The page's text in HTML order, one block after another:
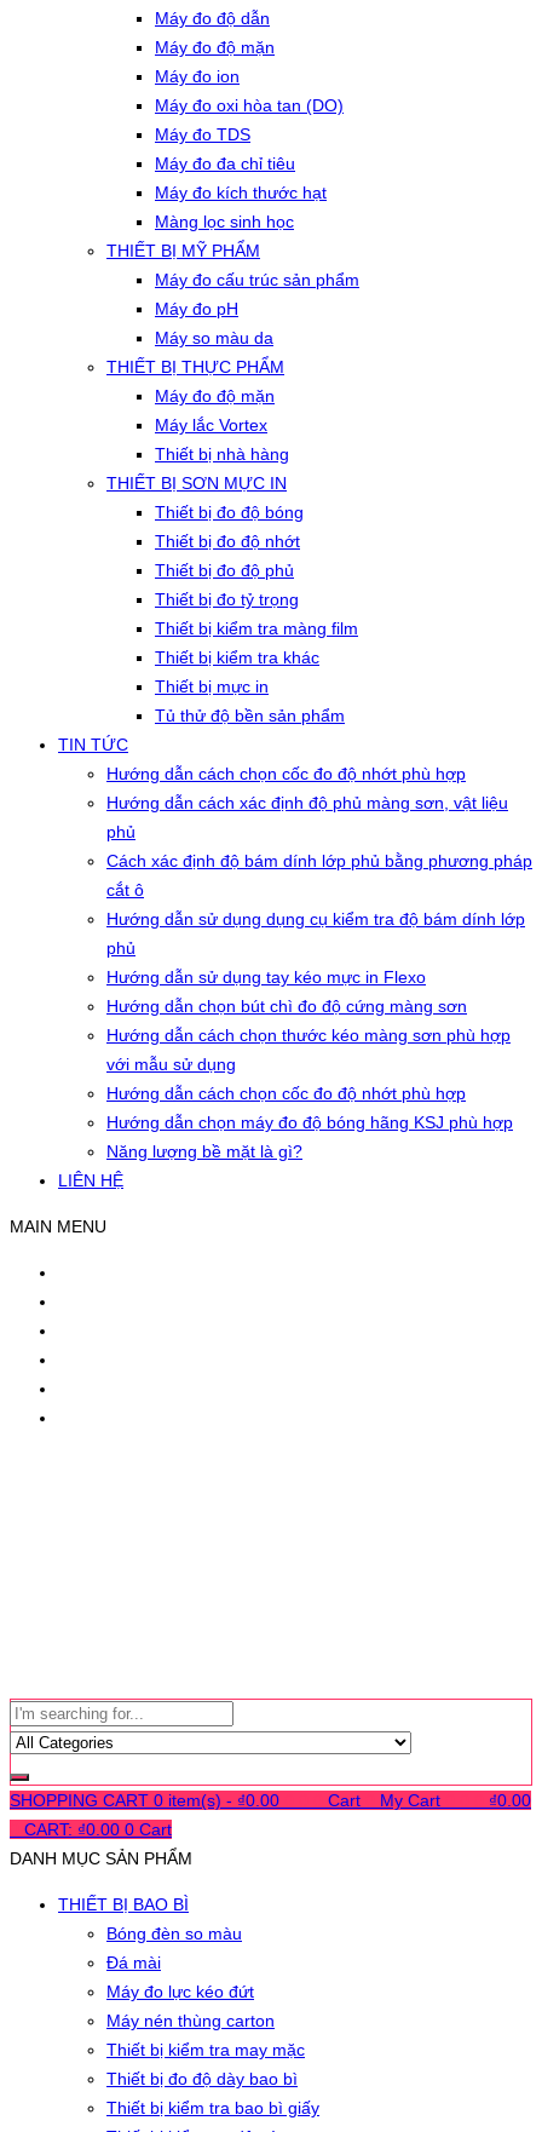
Máy đo độ dẫn
Máy đo độ mặn
Máy đo ion
Máy đo oxi hòa tan (DO)
Máy đo TDS
Máy đo đa chỉ tiêu
Máy đo kích thước hạt
Màng lọc sinh học
THIẾT BỊ MỸ PHẨM
Máy đo cấu trúc sản phẩm
Máy đo pH
Máy so màu da
THIẾT BỊ THỰC PHẨM
Máy đo độ mặn
Máy lắc Vortex
Thiết bị nhà hàng
THIẾT BỊ SƠN MỰC IN
Thiết bị đo độ bóng
Thiết bị đo độ nhớt
Thiết bị đo độ phủ
Thiết bị đo tỷ trọng
Thiết bị kiểm tra màng film
Thiết bị kiểm tra khác
Thiết bị mực in
Tủ thử độ bền sản phẩm
TIN TỨC
Hướng dẫn cách chọn cốc đo độ nhớt phù hợp
Hướng dẫn cách xác định độ phủ màng sơn, vật liệu
phủ
Cách xác định độ bám dính lớp phủ bằng phương pháp
cắt ô
Hướng dẫn sử dụng dụng cụ kiểm tra độ bám dính lớp
phủ
Hướng dẫn sử dụng tay kéo mực in Flexo
Hướng dẫn chọn bút chì đo độ cứng màng sơn
Hướng dẫn cách chọn thước kéo màng sơn phù hợp
với mẫu sử dụng
Hướng dẫn cách chọn cốc đo độ nhớt phù hợp
Hướng dẫn chọn máy đo độ bóng hãng KSJ phù hợp
Năng lượng bề mặt là gì?
LIÊN HỆ
MAIN MENU
SHOPPING CART 0 item(s) - ₫0.00 Cart My Cart ₫0.00
CART: ₫0.00 0 Cart
DANH MỤC SẢN PHẨM
THIẾT BỊ BAO BÌ
Bóng đèn so màu
Đá mài
Máy đo lực kéo đứt
Máy nén thùng carton
Thiết bị kiểm tra may mặc
Thiết bị đo độ dày bao bì
Thiết bị kiểm tra bao bì giấy